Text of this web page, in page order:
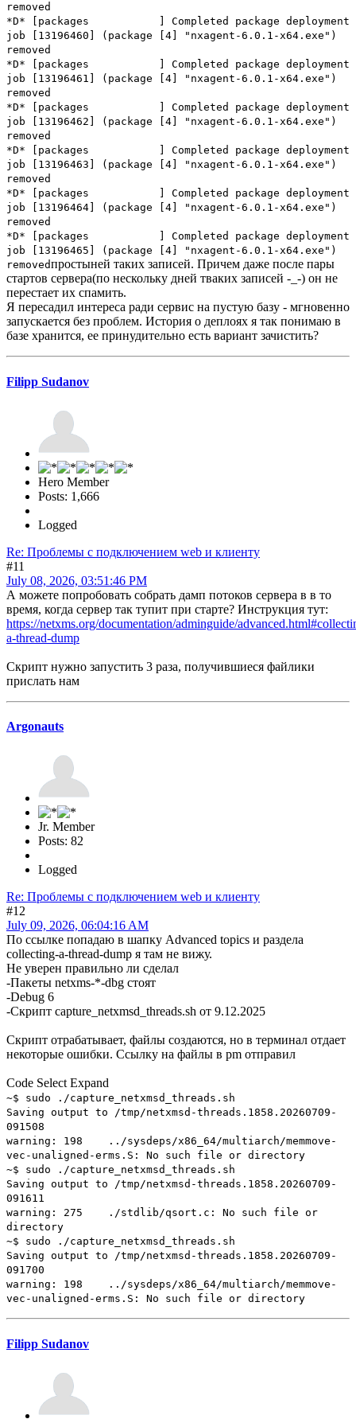
removed
*D* [packages ] Completed package deployment
job [13196460] (package [4] "nxagent-6.0.1-x64.exe")
removed
*D* [packages ] Completed package deployment
job [13196461] (package [4] "nxagent-6.0.1-x64.exe")
removed
*D* [packages ] Completed package deployment
job [13196462] (package [4] "nxagent-6.0.1-x64.exe")
removed
*D* [packages ] Completed package deployment
job [13196463] (package [4] "nxagent-6.0.1-x64.exe")
removed
*D* [packages ] Completed package deployment
job [13196464] (package [4] "nxagent-6.0.1-x64.exe")
removed
*D* [packages ] Completed package deployment
job [13196465] (package [4] "nxagent-6.0.1-x64.exe")
removedпростыней таких записей. Причем даже после пары
стартов сервера(по нескольку дней тваких записей -_-) он не
перестает их спамить.
Я пересадил интереса ради сервис на пустую базу - мгновенно
запускается без проблем. История о деплоях я так понимаю в
базе хранится, ее принудительно есть вариант зачистить?
Filipp Sudanov
Hero Member
Posts: 1,666
Logged
Re: Проблемы с подключением web и клиенту
#11
July 08, 2026, 03:51:46 PM
А можете попробовать собрать дамп потоков сервера в в то
время, когда сервер так тупит при старте? Инструкция тут:
https://netxms.org/documentation/adminguide/
a-thread-dump
Скрипт нужно запустить 3 раза, получившиеся файлики
прислать нам
Argonauts
Jr. Member
Posts: 82
Logged
Re: Проблемы с подключением web и клиенту
#12
July 09, 2026, 06:04:16 AM
По ссылке попадаю в шапку Advanced topics и раздела
collecting-a-thread-dump я там не вижу.
Не уверен правильно ли сделал
-Пакеты netxms-*-dbg стоят
-Debug 6
-Скрипт capture_netxmsd_threads.sh от 9.12.2025
Скрипт отрабатывает, файлы создаются, но в терминал отдает
некоторые ошибки. Ссылку на файлы в pm отправил
Code Select Expand
~$ sudo ./capture_netxmsd_threads.sh
Saving output to /tmp/netxmsd-threads.1858.20260709-
091508
warning: 198 ../sysdeps/x86_64/multiarch/memmove-
vec-unaligned-erms.S: No such file or directory
~$ sudo ./capture_netxmsd_threads.sh
Saving output to /tmp/netxmsd-threads.1858.20260709-
091611
warning: 275 ./stdlib/qsort.c: No such file or
directory
~$ sudo ./capture_netxmsd_threads.sh
Saving output to /tmp/netxmsd-threads.1858.20260709-
091700
warning: 198 ../sysdeps/x86_64/multiarch/memmove-
vec-unaligned-erms.S: No such file or directory
Filipp Sudanov